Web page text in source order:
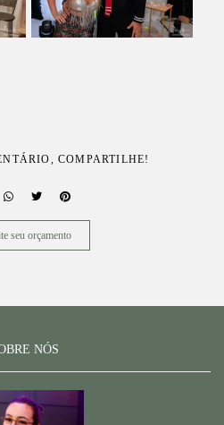
COMPARTILHE!
seu orçamento
NÓS